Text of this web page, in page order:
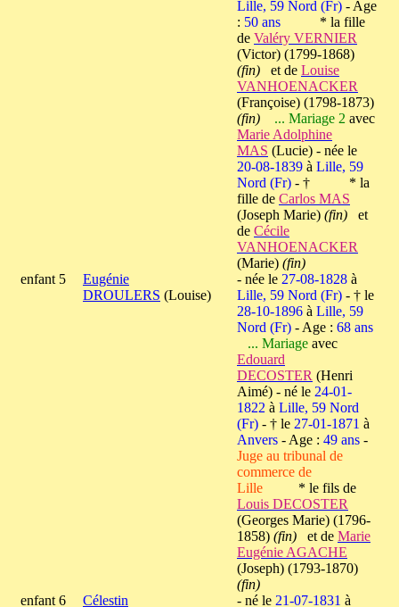
Lille, 59 Nord (Fr) - Age
: 50 ans
* la fille
de Valéry VERNIER
(Victor) (1799-1868)
(fin)
et de Louise
VANHOENACKER
(Françoise) (1798-1873)
(fin)
... Mariage 2 avec
Marie Adolphine
MAS (Lucie) - née le
20-08-1839 à Lille, 59
Nord (Fr) - † * la
fille de Carlos MAS
(Joseph Marie) (fin)
et
de Cécile
VANHOENACKER
(Marie) (fin)
enfant 5
Eugénie
DROULERS (Louise)
- née le 27-08-1828 à
Lille, 59 Nord (Fr) - † le
28-10-1896 à Lille, 59
Nord (Fr) - Age : 68 ans
... Mariage avec
Edouard
DECOSTER (Henri
Aimé) - né le 24-01-
1822 à Lille, 59 Nord
(Fr) - † le 27-01-1871 à
Anvers - Age : 49 ans -
Juge au tribunal de
commerce de
Lille * le fils de
Louis DECOSTER
(Georges Marie) (1796-
1858) (fin) et de Marie
Eugénie AGACHE
(Joseph) (1793-1870)
(fin)
enfant 6
Célestin
- né le 21-07-1831 à